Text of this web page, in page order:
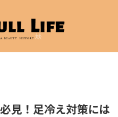
見！足冷え対策には